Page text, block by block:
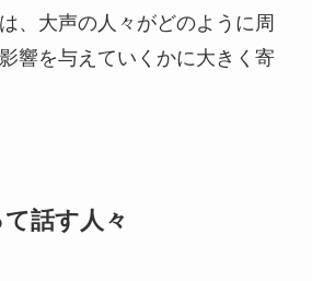
、大声の人々がどのように周
響を与えていくかに大きく寄
話す人々